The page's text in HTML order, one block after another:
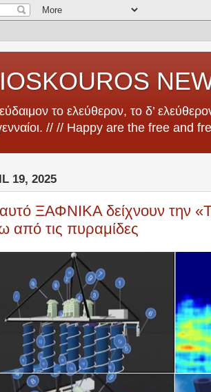
το ελεύθερον, το δ’
// // Happy are the free and
19, 2025
αυτό ΞΑΦΝΙΚΑ δείχνουν την
από τις πυραμίδες